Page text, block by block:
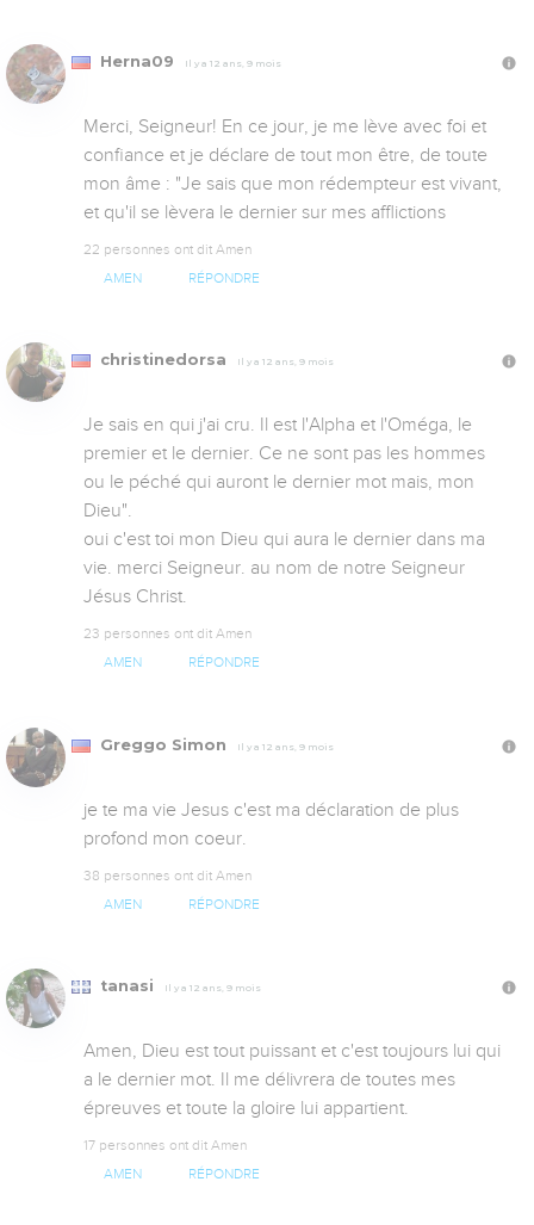
Herna09 Il y a 12 ans, 9 mois
Merci, Seigneur! En ce jour, je me lève avec foi et
confiance et je déclare de tout mon être, de toute
mon âme : "Je sais que mon rédempteur est vivant,
et qu'il se lèvera le dernier sur mes afflictions
22 personnes ont dit Amen
AMEN RÉPONDRE
christinedorsa Il y a 12 ans, 9 mois
Je sais en qui j'ai cru. Il est l'Alpha et l'Oméga, le
premier et le dernier. Ce ne sont pas les hommes
ou le péché qui auront le dernier mot mais, mon
Dieu".
oui c'est toi mon Dieu qui aura le dernier dans ma
vie. merci Seigneur. au nom de notre Seigneur
Jésus Christ.
23 personnes ont dit Amen
AMEN RÉPONDRE
Greggo Simon Il y a 12 ans, 9 mois
je te ma vie Jesus c'est ma déclaration de plus
profond mon coeur.
38 personnes ont dit Amen
AMEN RÉPONDRE
tanasi Il y a 12 ans, 9 mois
Amen, Dieu est tout puissant et c'est toujours lui qui
a le dernier mot. Il me délivrera de toutes mes
épreuves et toute la gloire lui appartient.
17 personnes ont dit Amen
AMEN RÉPONDRE